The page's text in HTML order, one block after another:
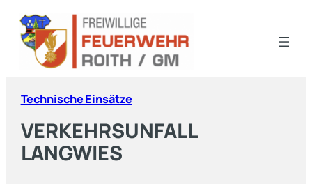
Technische Einsätze
VERKEHRSUNFALL
LANGWIES